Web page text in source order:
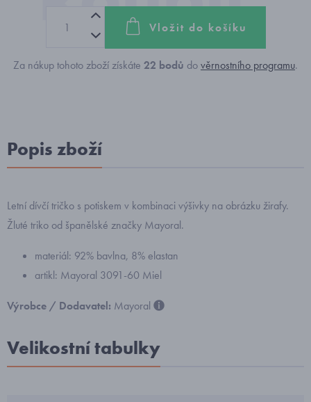
Vložit do košíku
Za nákup tohoto zboží získáte 22 bodů dověrnostního programu.
Popis zboží
Letní dívčí tričko s potiskem v kombinaci výšivky na obrázku žirafy.
Žluté triko od španělské značky Mayoral.
materiál: 92% bavlna, 8% elastan
artikl: Mayoral 3091-60 Miel
Výrobce / Dodavatel: Mayoral
Velikostní tabulky